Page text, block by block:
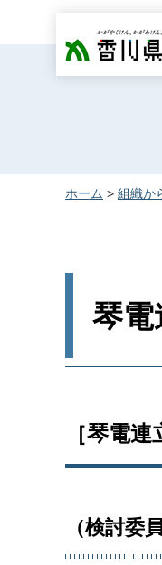
香川県
ホーム > 組織か
琴電
［琴電
（検討委